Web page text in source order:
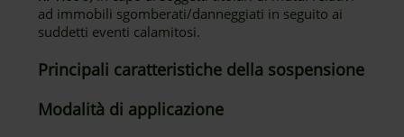
ad immobili sgomberati/danneggiati in seguito ai
suddetti eventi calamitosi.
Principali caratteristiche della sospensione
Modalità di applicazione